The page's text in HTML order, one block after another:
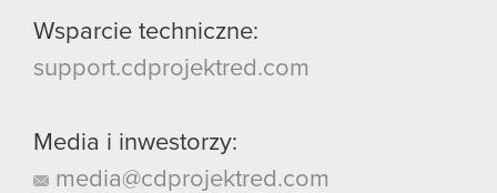
Wsparcie techniczne:
support.cdprojektred.com
Media i inwestorzy:
media@cdprojektred.com